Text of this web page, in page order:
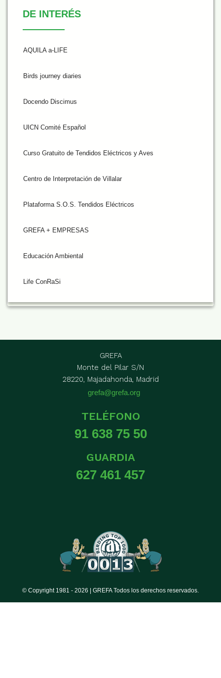
DE INTERÉS
AQUILA a-LIFE
Birds journey diaries
Docendo Discimus
UICN Comité Español
Curso Gratuito de Tendidos Eléctricos y Aves
Centro de Interpretación de Villalar
Plataforma S.O.S. Tendidos Eléctricos
GREFA + EMPRESAS
Educación Ambiental
Life ConRaSi
GREFA
Monte del Pilar S/N
28220, Majadahonda, Madrid
grefa@grefa.org
TELÉFONO
91 638 75 50
GUARDIA
627 461 457
© Copyright 1981 - 2026 | GREFA Todos los derechos reservados.